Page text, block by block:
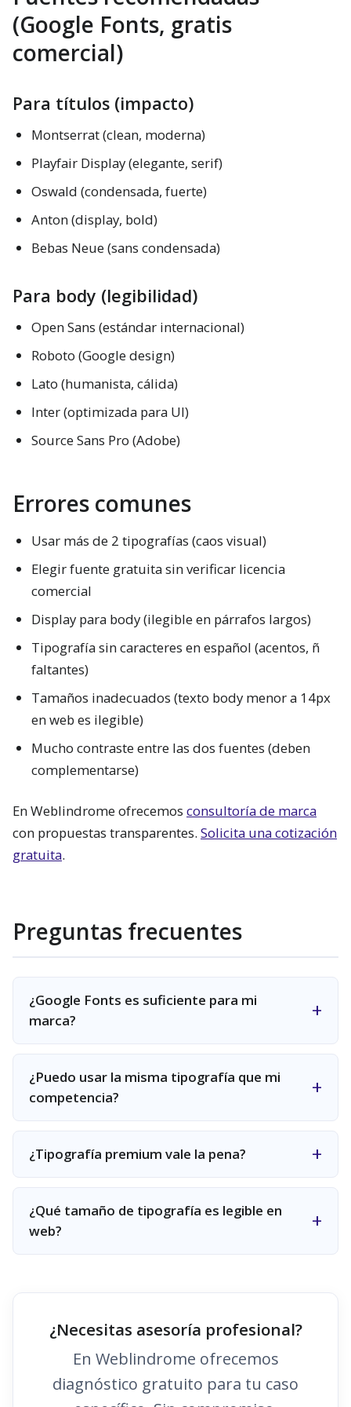
(Google Fonts, gratis
comercial)
Para títulos (impacto)
Montserrat (clean, moderna)
Playfair Display (elegante, serif)
Oswald (condensada, fuerte)
Anton (display, bold)
Bebas Neue (sans condensada)
Para body (legibilidad)
Open Sans (estándar internacional)
Roboto (Google design)
Lato (humanista, cálida)
Inter (optimizada para UI)
Source Sans Pro (Adobe)
Errores comunes
Usar más de 2 tipografías (caos visual)
Elegir fuente gratuita sin verificar licencia
comercial
Display para body (ilegible en párrafos largos)
Tipografía sin caracteres en español (acentos, ñ
faltantes)
Tamaños inadecuados (texto body menor a 14px
en web es ilegible)
Mucho contraste entre las dos fuentes (deben
complementarse)
En Weblindrome ofrecemos consultoría de marca
con propuestas transparentes. Solicita una cotización
gratuita.
Preguntas frecuentes
¿Google Fonts es suficiente para mi
marca?
¿Puedo usar la misma tipografía que mi
competencia?
¿Tipografía premium vale la pena?
¿Qué tamaño de tipografía es legible en
web?
¿Necesitas asesoría profesional?
En Weblindrome ofrecemos
diagnóstico gratuito para tu caso